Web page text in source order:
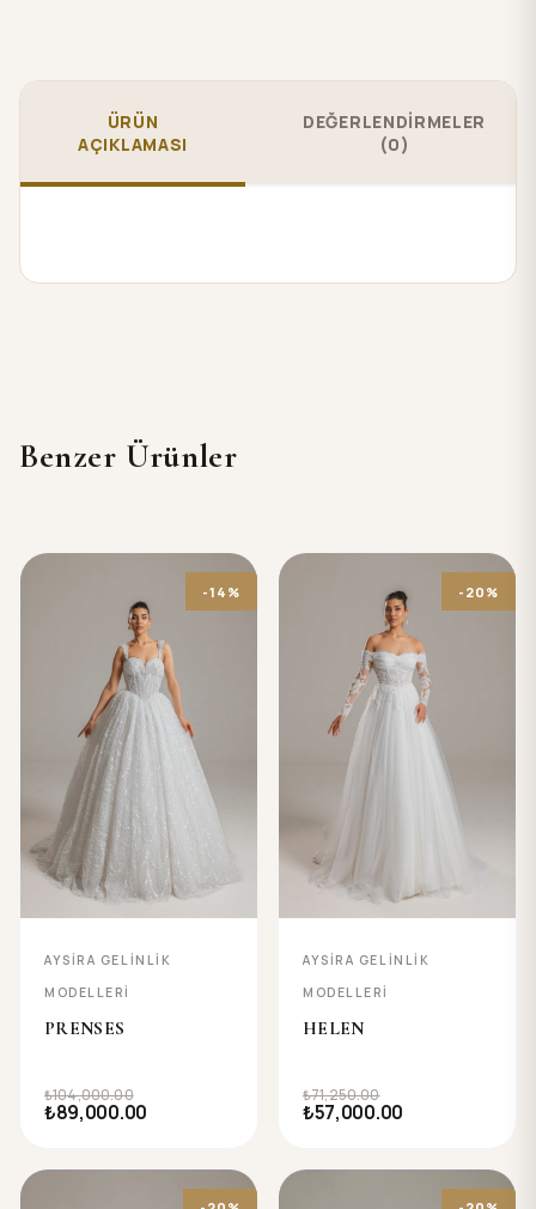
ÜRÜN
AÇIKLAMASI
DEĞERLENDİRMELER
(0)
Benzer Ürünler
-14%
AYSIRA GELINLIK
MODELLERI
PRENSES
₺104,000.00
₺89,000.00
-20%
AYSIRA GELINLIK
MODELLERI
HELEN
₺71,250.00
₺57,000.00